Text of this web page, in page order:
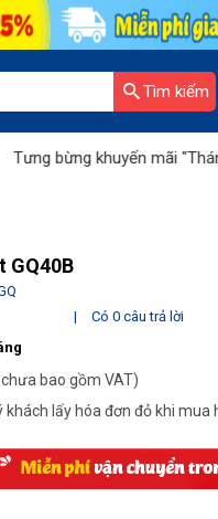
Tìm kiếm
khuyến mãi "Tháng
GQ40B
|
Có 0 câu trả lời
bao gồm VAT)
khách lấy hóa đơn đỏ khi